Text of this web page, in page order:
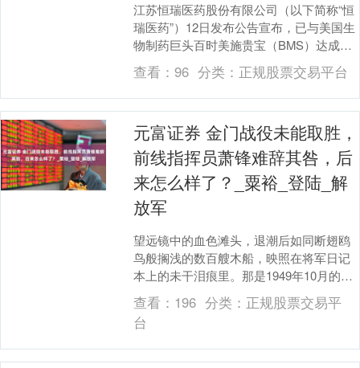
江苏恒瑞医药股份有限公司（以下简称“恒
瑞医药”）12日发布公告宣布，已与美国生
物制药巨头百时美施贵宝（BMS）达成多
项全球协同研发与许可协议。根据协议条
款，本次....
查看：96 分类： 正规股票交易平台
元富证券 金门战役未能取胜，
前线指挥员萧锋难辞其咎，后
来怎么样了？_粟裕_登陆_解
放军
望远镜中的血色滩头，退潮后如同断翅鸥
鸟般搁浅的数百艘木船，映照在将军日记
本上的未干泪痕里。那是1949年10月的金
门古宁头——中国人民解放军渡海作战史
中一次让人....
查看： 196 分类： 正规股票交易平
台